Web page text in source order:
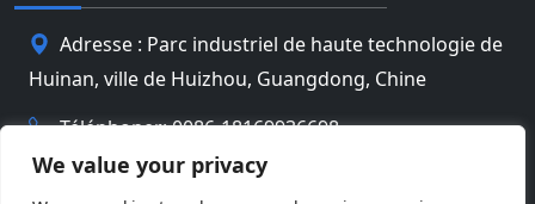
We value your privacy
Adresse : Parc industriel de haute technologie de
Huinan, ville de Huizhou, Guangdong, Chine
Téléphoner: 0086-18169936698
info@jbbatterychina.com